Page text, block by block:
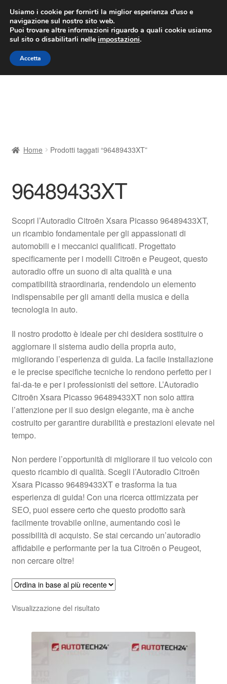
CONSEGNA da 7 EUR
Lun-Ven 9:00 - 16:00/800 580 290
Vai
alla
navigazione
Vai
al
contenuto
Contatto
Il mio account
Pagamenti
Politica sulla riservatezza
Procedura di Reclamo
Rimostranza
Spedizione in tutto il mondo
Termini e condizioni
Home Prodotti taggati “96489433XT”
96489433XT
Scopri l’Autoradio Citroën Xsara Picasso 96489433XT,
un ricambio fondamentale per gli appassionati di
automobili e i meccanici qualificati. Progettato
specificamente per i modelli Citroën e Peugeot, questo
autoradio offre un suono di alta qualità e una
compatibilità straordinaria, rendendolo un elemento
indispensabile per gli amanti della musica e della
tecnologia in auto.
Il nostro prodotto è ideale per chi desidera sostituire o
aggiornare il sistema audio della propria auto,
migliorando l’esperienza di guida. La facile installazione
e le precise specifiche tecniche lo rendono perfetto per i
fai-da-te e per i professionisti del settore. L’Autoradio
Citroën Xsara Picasso 96489433XT non solo attira
l’attenzione per il suo design elegante, ma è anche
costruito per garantire durabilità e prestazioni elevate nel
tempo.
Non perdere l’opportunità di migliorare il tuo veicolo con
questo ricambio di qualità. Scegli l’Autoradio Citroën
Xsara Picasso 96489433XT e trasforma la tua
esperienza di guida! Con una ricerca ottimizzata per
SEO, puoi essere certo che questo prodotto sarà
facilmente trovabile online, aumentando così le
possibilità di acquisto. Se stai cercando un’autoradio
affidabile e performante per la tua Citroën o Peugeot,
non cercare oltre!
Visualizzazione del risultato
Usiamo i cookie per fornirti la miglior esperienza d'uso e
navigazione sul nostro sito web.
Puoi trovare altre informazioni riguardo a quali cookie usiamo
sul sito o disabilitarli nelle impostazioni.
Accetta